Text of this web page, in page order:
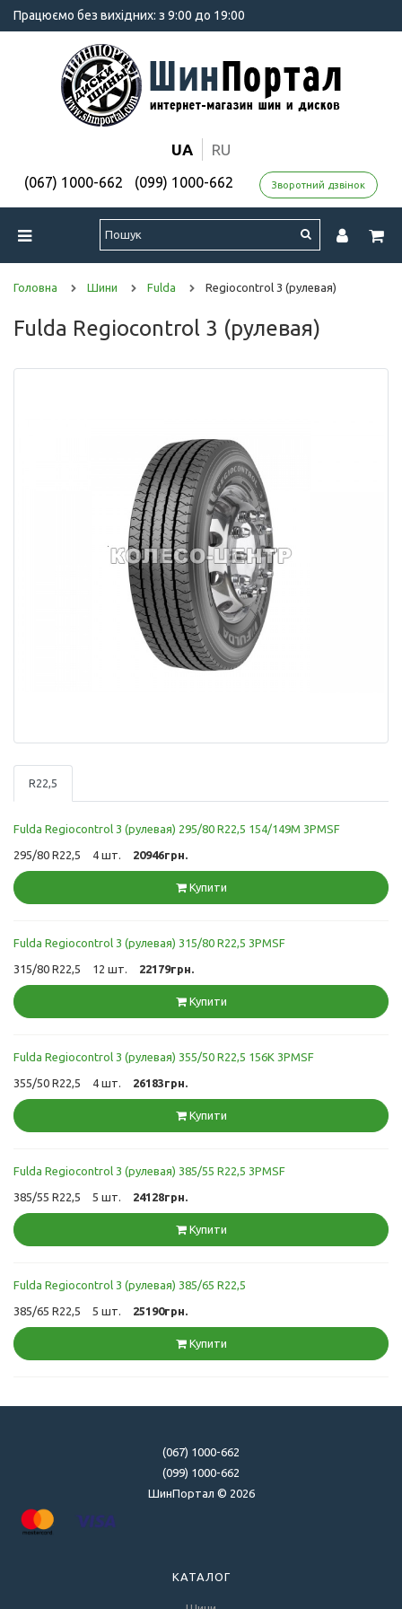
Працюємо без вихідних: з 9:00 до 19:00
UA RU
(067) 1000-662 (099) 1000-662 Зворотний дзвінок
Головна Шини Fulda Regiocontrol 3 (рулевая)
Fulda Regiocontrol 3 (рулевая)
R22,5
Fulda Regiocontrol 3 (рулевая) 295/80 R22,5 154/149M 3PMSF
295/80 R22,5 4 шт. 20946грн.
Купити
Fulda Regiocontrol 3 (рулевая) 315/80 R22,5 3PMSF
315/80 R22,5 12 шт. 22179грн.
Купити
Fulda Regiocontrol 3 (рулевая) 355/50 R22,5 156K 3PMSF
355/50 R22,5 4 шт. 26183грн.
Купити
Fulda Regiocontrol 3 (рулевая) 385/55 R22,5 3PMSF
385/55 R22,5 5 шт. 24128грн.
Купити
Fulda Regiocontrol 3 (рулевая) 385/65 R22,5
385/65 R22,5 5 шт. 25190грн.
Купити
(067) 1000-662
(099) 1000-662
ШинПортал © 2026
КАТАЛОГ